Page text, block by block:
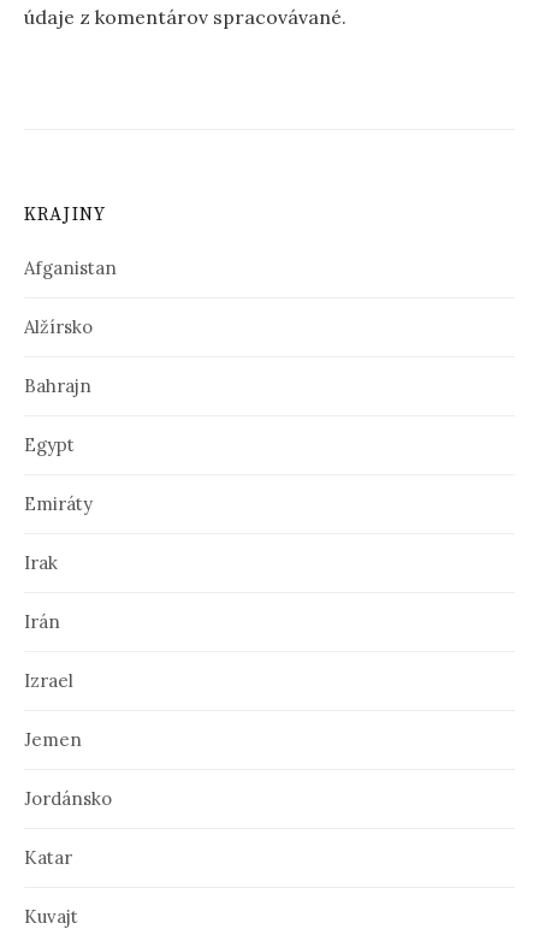
údaje z komentárov spracovávané.
KRAJINY
Afganistan
Alžírsko
Bahrajn
Egypt
Emiráty
Irak
Irán
Izrael
Jemen
Jordánsko
Katar
Kuvajt